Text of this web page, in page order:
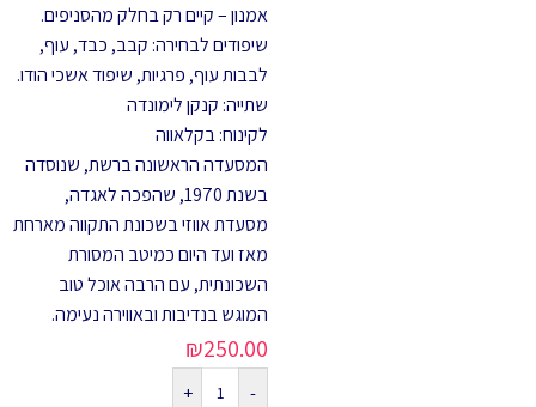
אמנון – קיים רק בחלק מהסניפים.
שיפודים לבחירה: קבב, כבד, עוף,
לבבות עוף, פרגיות, שיפוד אשכי הודו.
שתייה: קנקן לימונדה
לקינוח: בקלאווה
המסעדה הראשונה ברשת, שנוסדה
בשנת 1970, שהפכה לאגדה,
מסעדת אווזי בשכונת התקווה מארחת
מאז ועד היום כמיטב המסורת
השכונתית, עם הרבה אוכל טוב
המוגש בנדיבות ובאווירה נעימה.
₪250.00
-
+